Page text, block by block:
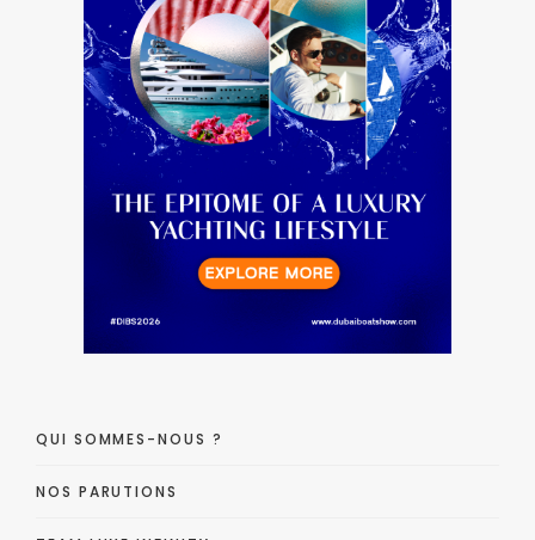
QUI SOMMES-NOUS ?
NOS PARUTIONS